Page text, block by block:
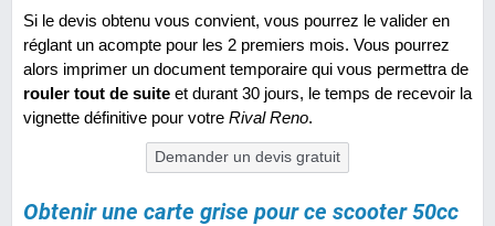
Si le devis obtenu vous convient, vous pourrez le valider en
réglant un acompte pour les 2 premiers mois. Vous pourrez
alors imprimer un document temporaire qui vous permettra de
rouler tout de suite et durant 30 jours, le temps de recevoir la
vignette définitive pour votre Rival Reno.
Demander un devis gratuit
Obtenir une carte grise pour ce scooter 50cc